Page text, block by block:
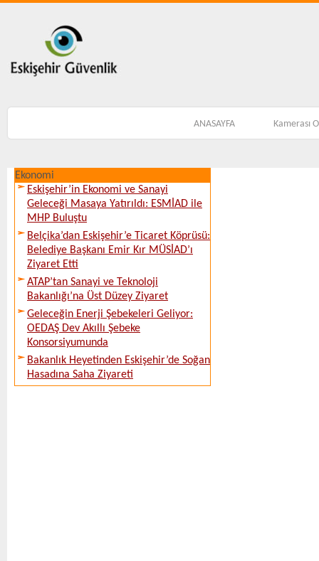
ANASAYFA Kamerası
Ekonomi
Eskişehir’in Ekonomi ve Sanayi
Geleceği Masaya Yatırıldı: ESMİAD ile
MHP Buluştu
Belçika’dan Eskişehir’e Ticaret Köprüsü:
Belediye Başkanı Emir Kır MÜSİAD’ı
Ziyaret Etti
ATAP’tan Sanayi ve Teknoloji
Bakanlığı’na Üst Düzey Ziyaret
Geleceğin Enerji Şebekeleri Geliyor:
OEDAŞ Dev Akıllı Şebeke
Konsorsiyumunda
Bakanlık Heyetinden Eskişehir’de Soğan
Hasadına Saha Ziyareti